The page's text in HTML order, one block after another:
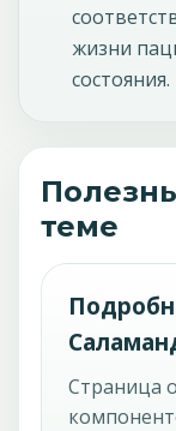
жизни
состояния.
теме
Страница